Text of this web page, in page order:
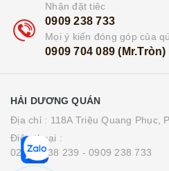
Nhận đặt tiêc
0909 238 733
Mọi ý kiến đóng góp của
0909 704 089 (Mr.Tròn)
HẢI DƯƠNG QUÁN
Địa chỉ : 118A Triệu Quang Phục,
Điện thoại :
0283 8538 239 - 0909 238 733